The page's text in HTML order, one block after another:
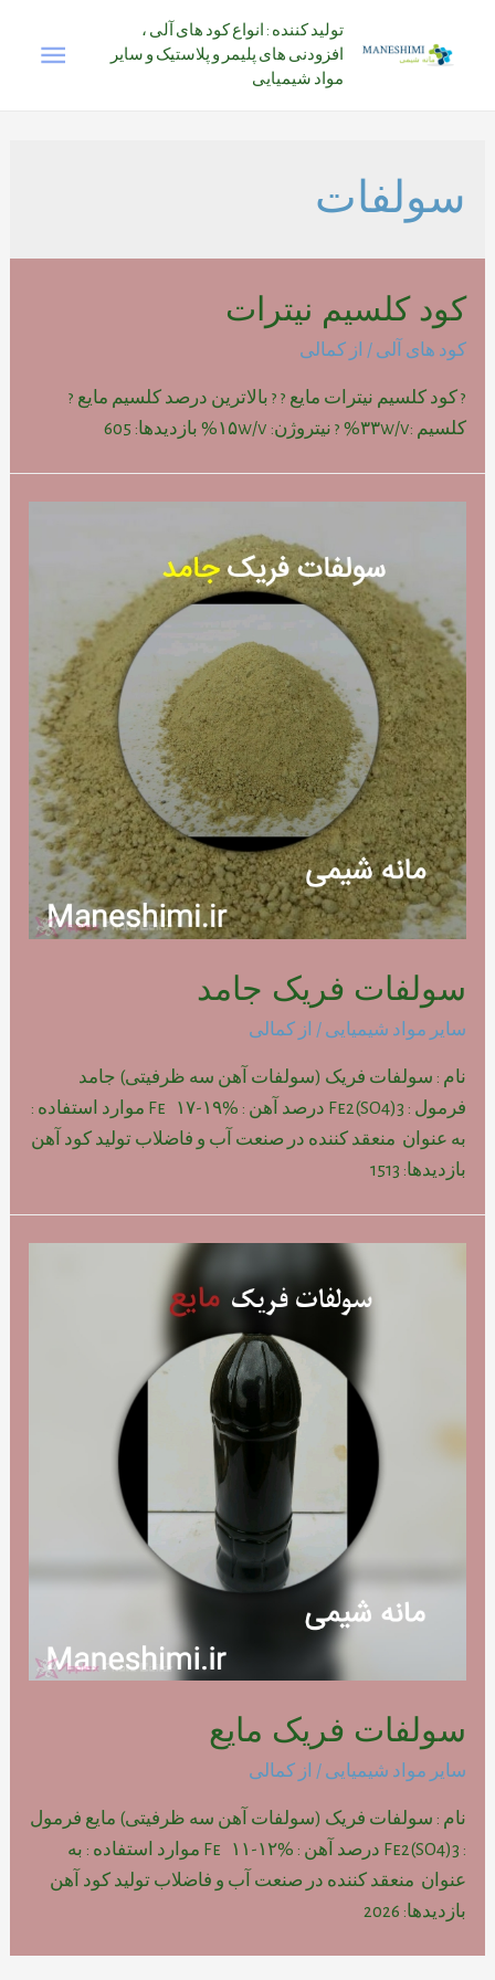
تولید کننده : انواع کود های آلی ،
افزودنی های پلیمر و پلاستیک و سایر
مواد شیمیایی
سولفات
کود کلسیم نیترات
کود های آلی / از کمالی
? کود کلسیم نیترات مایع ? ? بالاترین درصد کلسیم مایع ?
کلسیم :۳۳w/v% ? نیتروژن: ۱۵w/v% بازدیدها: 605
سولفات فریک جامد
سایر مواد شیمیایی / از کمالی
نام : سولفات فریک (سولفات آهن سه ظرفیتی) جامد
فرمول : Fe2(SO4)3 درصد آهن : Fe ۱۷-۱۹% موارد استفاده :
به عنوان منعقد کننده در صنعت آب و فاضلاب تولید کود آهن
بازدیدها: 1513
سولفات فریک مایع
سایر مواد شیمیایی / از کمالی
نام : سولفات فریک (سولفات آهن سه ظرفیتی) مایع فرمول
: Fe2(SO4)3 درصد آهن : Fe ۱۱-۱۲% موارد استفاده : به
عنوان منعقد کننده در صنعت آب و فاضلاب تولید کود آهن
بازدیدها: 2026